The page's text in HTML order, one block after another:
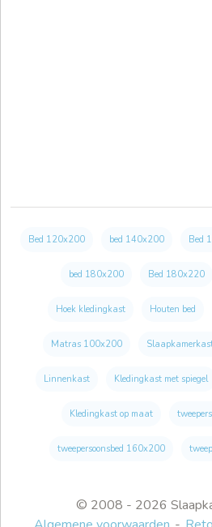
© 2008 - 2026
Bed 120x200 bed 140x200 Bed
bed 180x200 Bed 180x220
Hoek kledingkast Houten bed
Matras 100x200
Linnenkast Kledingkast met spiegel
Kledingkast op maat
tweepersoonsbed 160x200